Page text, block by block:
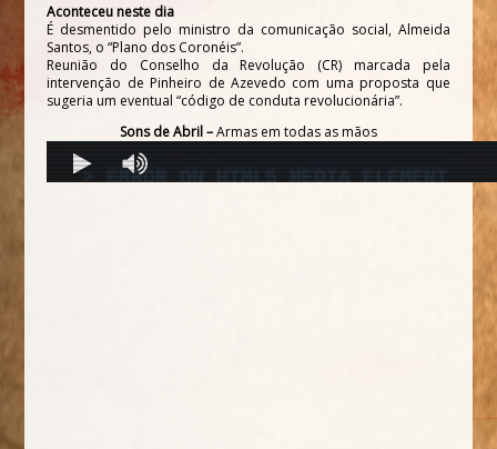
Aconteceu neste dia
É desmentido pelo ministro da comunicação social, Almeida
Santos, o “Plano dos Coronéis”.
Reunião do Conselho da Revolução (CR) marcada pela
intervenção de Pinheiro de Azevedo com uma proposta que
sugeria um eventual “código de conduta revolucionária”.
Sons de Abril –Armas em todas as mãos